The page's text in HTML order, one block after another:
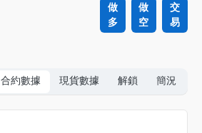
做
多
做
空
交
易
合約數據 現貨數據 解鎖 簡況